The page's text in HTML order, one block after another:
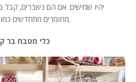
יהיו שמישים. אם הם נשברים, קבל
מחומרים מתחדשים כמו מתכת, בד, עץ או במבוק.
כלי מטבח בר